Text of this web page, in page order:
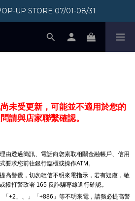
員即享300元購物金
UP STORE 07/01-08/31
員即享300元購物金
未受更新，可能並不適用於您的
請與店家聯繫確認。
由透過簡訊、電話向您索取相關金融帳戶、信用
要求您前往銀行臨櫃或操作ATM。
高警覺，切勿輕信不明來電指示，若有疑慮，敬
或撥打警政署 165 反詐騙專線進行確認。
「+2」、」「+886」等不明來電，請務必提高警